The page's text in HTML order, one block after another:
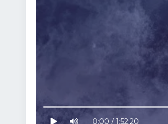
10% progress
play
volume0:00 / 1:52:20